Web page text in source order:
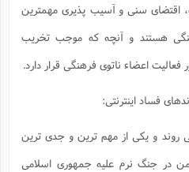
اقتضای سنی و آسیب پذیری مهمترین
هستند و آنچه که موجب تخریب
اعضاء ناتوی فرهنگی قرار دارد.
فساد اینترنتی:
روند و یکی از مهم ترین و جدی ترین
در جنگ نرم علیه جمهوری اسلامی